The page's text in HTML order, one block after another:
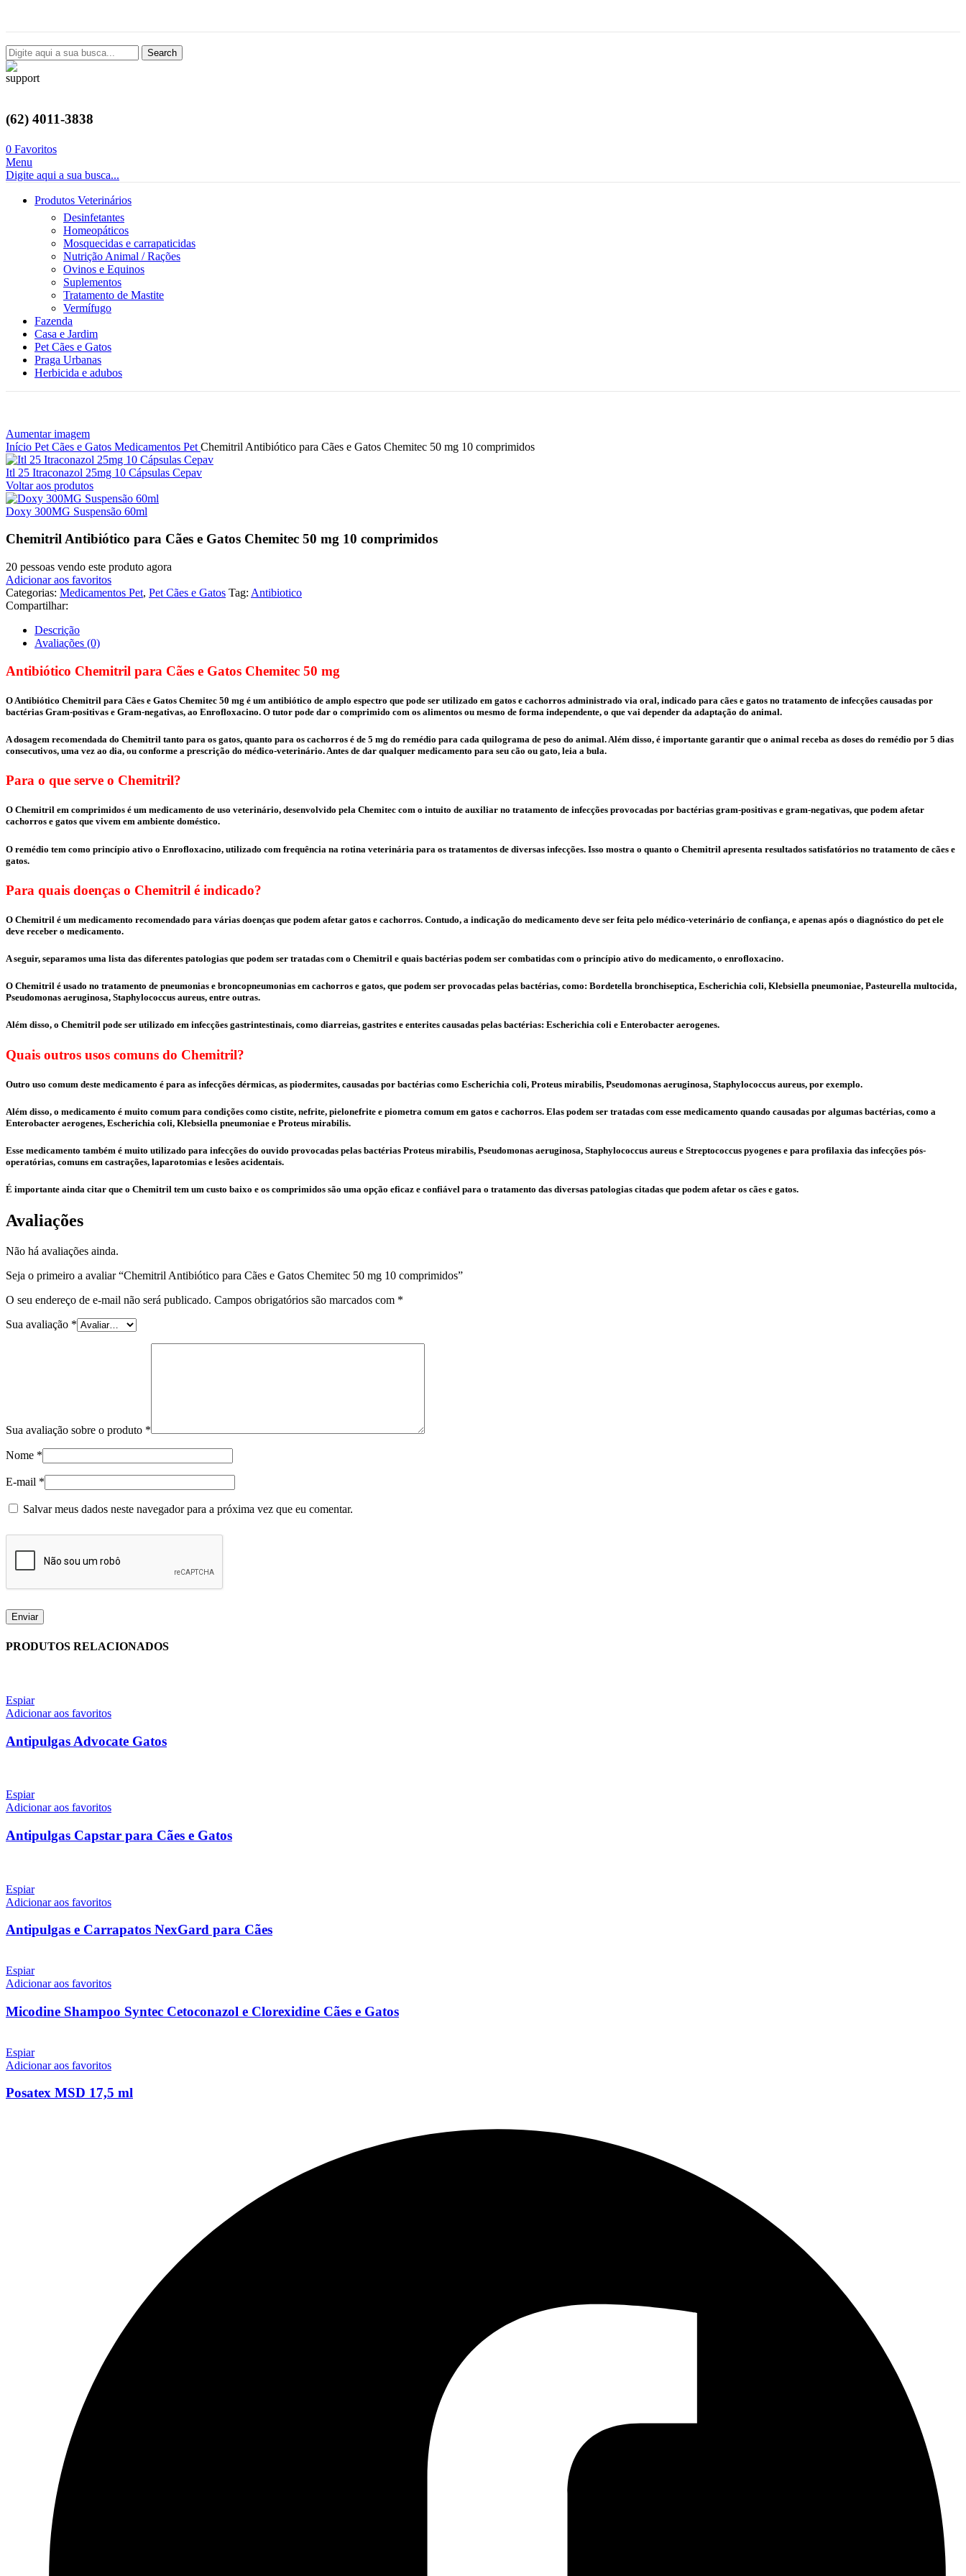
Search
(62) 4011-3838
0 Favoritos
Menu
Digite aqui a sua busca...
Produtos Veterinários
Desinfetantes
Homeopáticos
Mosquecidas e carrapaticidas
Nutrição Animal / Rações
Ovinos e Equinos
Suplementos
Tratamento de Mastite
Vermífugo
Fazenda
Casa e Jardim
Pet Cães e Gatos
Praga Urbanas
Herbicida e adubos
Aumentar imagem
Início Pet Cães e Gatos Medicamentos Pet Chemitril Antibiótico para Cães e Gatos Chemitec 50 mg 10 comprimidos
Itl 25 Itraconazol 25mg 10 Cápsulas Cepav
Voltar aos produtos
Doxy 300MG Suspensão 60ml
Chemitril Antibiótico para Cães e Gatos Chemitec 50 mg 10 comprimidos
20 pessoas vendo este produto agora
Adicionar aos favoritos
Categorias: Medicamentos Pet, Pet Cães e Gatos Tag: Antibiotico
Compartilhar:
Descrição
Avaliações (0)
Antibiótico Chemitril para Cães e Gatos Chemitec 50 mg
O Antibiótico Chemitril para Cães e Gatos Chemitec 50 mg é um antibiótico de amplo espectro que pode ser utilizado em gatos e cachorros administrado via oral, indicado para cães e gatos no tratamento de infecções causadas por
bactérias Gram-positivas e Gram-negativas, ao Enrofloxacino. O tutor pode dar o comprimido com os alimentos ou mesmo de forma independente, o que vai depender da adaptação do animal.
A dosagem recomendada do Chemitril tanto para os gatos, quanto para os cachorros é de 5 mg do remédio para cada quilograma de peso do animal. Além disso, é importante garantir que o animal receba as doses do remédio por 5 dias
consecutivos, uma vez ao dia, ou conforme a prescrição do médico-veterinário. Antes de dar qualquer medicamento para seu cão ou gato, leia a bula.
Para o que serve o Chemitril?
O Chemitril em comprimidos é um medicamento de uso veterinário, desenvolvido pela Chemitec com o intuito de auxiliar no tratamento de infecções provocadas por bactérias gram-positivas e gram-negativas, que podem afetar
cachorros e gatos que vivem em ambiente doméstico.
O remédio tem como princípio ativo o Enrofloxacino, utilizado com frequência na rotina veterinária para os tratamentos de diversas infecções. Isso mostra o quanto o Chemitril apresenta resultados satisfatórios no tratamento de cães e
gatos.
Para quais doenças o Chemitril é indicado?
O Chemitril é um medicamento recomendado para várias doenças que podem afetar gatos e cachorros. Contudo, a indicação do medicamento deve ser feita pelo médico-veterinário de confiança, e apenas após o diagnóstico do pet ele
deve receber o medicamento.
A seguir, separamos uma lista das diferentes patologias que podem ser tratadas com o Chemitril e quais bactérias podem ser combatidas com o princípio ativo do medicamento, o enrofloxacino.
O Chemitril é usado no tratamento de pneumonias e broncopneumonias em cachorros e gatos, que podem ser provocadas pelas bactérias, como: Bordetella bronchiseptica, Escherichia coli, Klebsiella pneumoniae, Pasteurella multocida,
Pseudomonas aeruginosa, Staphylococcus aureus, entre outras.
Além disso, o Chemitril pode ser utilizado em infecções gastrintestinais, como diarreias, gastrites e enterites causadas pelas bactérias: Escherichia coli e Enterobacter aerogenes.
Quais outros usos comuns do Chemitril?
Outro uso comum deste medicamento é para as infecções dérmicas, as piodermites, causadas por bactérias como Escherichia coli, Proteus mirabilis, Pseudomonas aeruginosa, Staphylococcus aureus, por exemplo.
Além disso, o medicamento é muito comum para condições como cistite, nefrite, pielonefrite e piometra comum em gatos e cachorros. Elas podem ser tratadas com esse medicamento quando causadas por algumas bactérias, como a
Enterobacter aerogenes, Escherichia coli, Klebsiella pneumoniae e Proteus mirabilis.
Esse medicamento também é muito utilizado para infecções do ouvido provocadas pelas bactérias Proteus mirabilis, Pseudomonas aeruginosa, Staphylococcus aureus e Streptococcus pyogenes e para profilaxia das infecções pós-
operatórias, comuns em castrações, laparotomias e lesões acidentais.
É importante ainda citar que o Chemitril tem um custo baixo e os comprimidos são uma opção eficaz e confiável para o tratamento das diversas patologias citadas que podem afetar os cães e gatos.
Avaliações
Não há avaliações ainda.
Seja o primeiro a avaliar “Chemitril Antibiótico para Cães e Gatos Chemitec 50 mg 10 comprimidos”
O seu endereço de e-mail não será publicado. Campos obrigatórios são marcados com *
Sua avaliação *
Sua avaliação sobre o produto *
Nome *
E-mail *
Salvar meus dados neste navegador para a próxima vez que eu comentar.
PRODUTOS RELACIONADOS
Espiar
Adicionar aos favoritos
Antipulgas Advocate Gatos
Espiar
Adicionar aos favoritos
Antipulgas Capstar para Cães e Gatos
Espiar
Adicionar aos favoritos
Antipulgas e Carrapatos NexGard para Cães
Espiar
Adicionar aos favoritos
Micodine Shampoo Syntec Cetoconazol e Clorexidine Cães e Gatos
Espiar
Adicionar aos favoritos
Posatex MSD 17,5 ml